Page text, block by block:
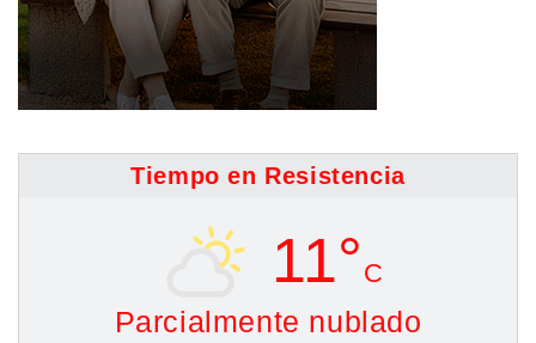
Tiempo en Resistencia
11° C
Parcialmente nublado